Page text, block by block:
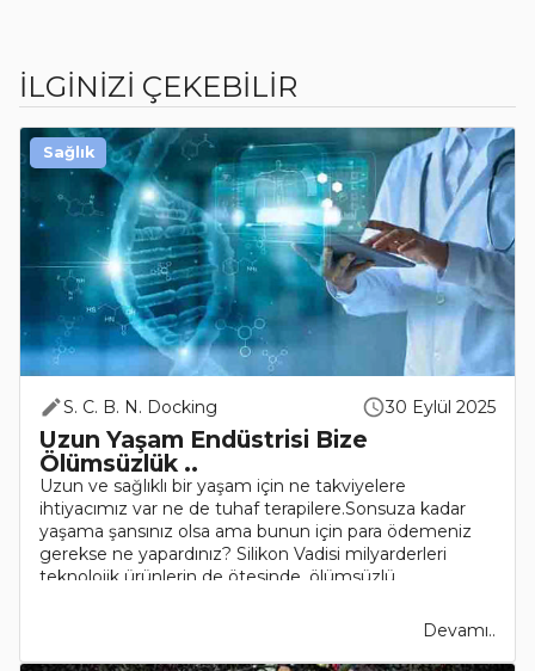
İLGİNİZİ ÇEKEBİLİR
S. C. B. N. Docking 30 Eylül 2025
Uzun Yaşam Endüstrisi Bize
Ölümsüzlük ..
Uzun ve sağlıklı bir yaşam için ne takviyelere
ihtiyacımız var ne de tuhaf terapilere.Sonsuza kadar
yaşama şansınız olsa ama bunun için para ödemeniz
gerekse ne yapardınız? Silikon Vadisi milyarderleri
teknolojik ürünlerin de ötesinde, ölümsüzlü..
Devamı..
Sağlık